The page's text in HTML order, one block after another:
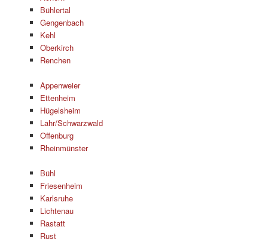
Bühlertal
Gengenbach
Kehl
Oberkirch
Renchen
Appenweier
Ettenheim
Hügelsheim
Lahr/Schwarzwald
Offenburg
Rheinmünster
Bühl
Friesenheim
Karlsruhe
Lichtenau
Rastatt
Rust